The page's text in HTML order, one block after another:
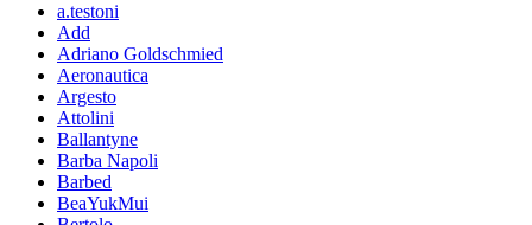
a.testoni
Add
Adriano Goldschmied
Aeronautica
Argesto
Attolini
Ballantyne
Barba Napoli
Barbed
BeaYukMui